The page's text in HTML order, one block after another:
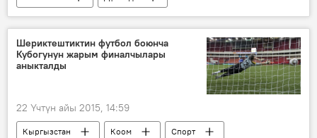
Жаңылыктар
Ой-пикир
АКШ
ICM Research
Шериктештиктин футбол боюнча
Кубогунун жарым финалчылары
аныкталды
22 Үчтүн айы 2015, 14:59
Кыргызстан Коом
Спорт